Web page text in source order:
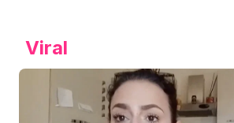
Viral